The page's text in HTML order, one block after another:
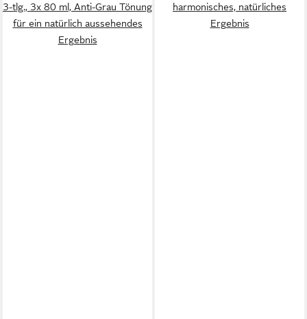
3-tlg., 3x 80 ml, Anti-Grau Tönung
für ein natürlich aussehendes
Ergebnis
harmonisches, natürliches
Ergebnis